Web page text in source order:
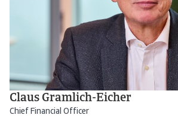
Claus Gramlich-Eicher
Chief Financial Officer